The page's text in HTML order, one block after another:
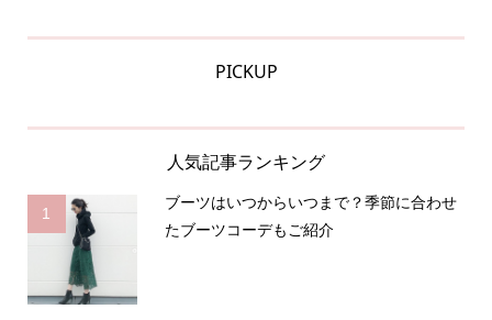
PICKUP
人気記事ランキング
1
ブーツはいつからいつまで？季節に合わせ
たブーツコーデもご紹介